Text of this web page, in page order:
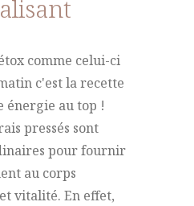
comme celui-ci
c'est la recette
énergie au top !
pressés sont
pour fournir
au corps
vitalité. En effet,